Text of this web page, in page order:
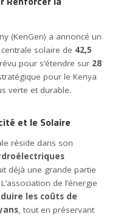
(KenGen) a annoncé un
solaire de 42,5
pour s’étendre sur 28
pour le Kenya
verte et durable.
et le Solaire
réside dans son
déjà une grande partie
de l’énergie
les coûts de
, tout en préservant